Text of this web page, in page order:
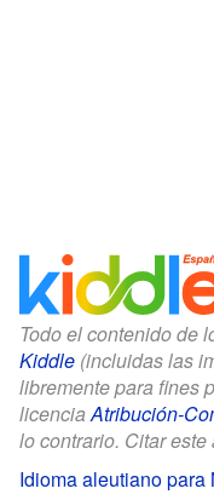
Todo el contenido de
Kiddle (incluidas las
libremente para fines
licenciaAtribución-
lo contrario. Citar este
Idioma aleutiano para